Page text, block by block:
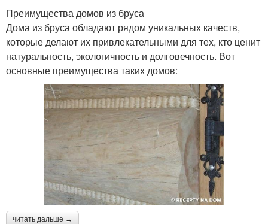
Преимущества домов из бруса
Дома из бруса обладают рядом уникальных качеств,
которые делают их привлекательными для тех, кто ценит
натуральность, экологичность и долговечность. Вот
основные преимущества таких домов:
читать дальше →